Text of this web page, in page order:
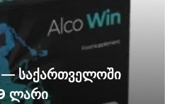
საქართველოში
ლარი